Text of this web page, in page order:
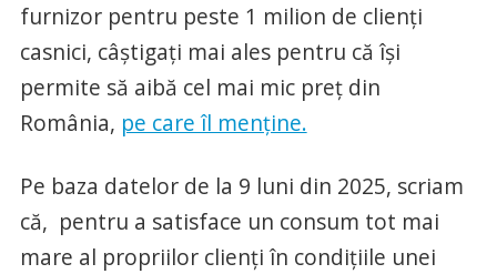
furnizor pentru peste 1 milion de clienți
casnici, câștigați mai ales pentru că își
permite să aibă cel mai mic preț din
România, pe care îl menține.
Pe baza datelor de la 9 luni din 2025, scriam
că, pentru a satisface un consum tot mai
mare al propriilor clienți în condițiile unei